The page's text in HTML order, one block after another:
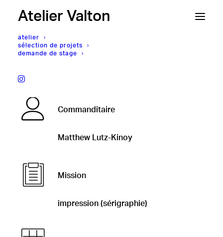
Atelier Valton
atelier
sélection de projets
demande de stage
Matthew Lutz-Kinoy,
Commanditaire
Matthew Lutz-Kinoy
Mission
impression (sérigraphie)